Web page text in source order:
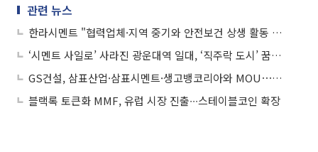
관련 뉴스
한라시멘트 "협력업체·지역 중기와 안전보건 상생 활동 지속"
‘시멘트 사일로’ 사라진 광운대역 일대, ‘직주락 도시’ 꿈꾼다
GS건설, 삼표산업·삼표시멘트·생고뱅코리아와 MOU⋯초고층 시공 '압송·품질' 잡는다
블랙록 토큰화 MMF, 유럽 시장 진출∙∙∙스테이블코인 확장